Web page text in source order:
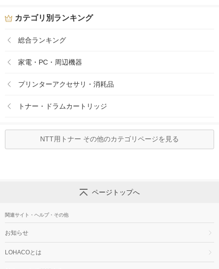
カテゴリ別ランキング
総合ランキング
家電・PC・周辺機器
プリンターアクセサリ・消耗品
トナー・ドラムカートリッジ
NTT用トナー その他のカテゴリページを見る
ページトップへ
関連サイト・ヘルプ・その他
お知らせ
LOHACOとは